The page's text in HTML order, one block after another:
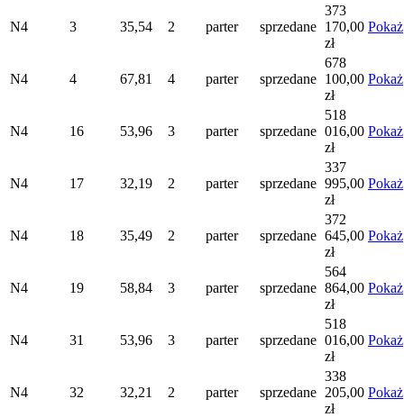
N4 3 35,54 2 parter sprzedane
373
170,00
zł
Pokaż
N4 4 67,81 4 parter sprzedane
678
100,00
zł
Pokaż
N4 16 53,96 3 parter sprzedane
518
016,00
zł
Pokaż
N4 17 32,19 2 parter sprzedane
337
995,00
zł
Pokaż
N4 18 35,49 2 parter sprzedane
372
645,00
zł
Pokaż
N4 19 58,84 3 parter sprzedane
564
864,00
zł
Pokaż
N4 31 53,96 3 parter sprzedane
518
016,00
zł
Pokaż
N4 32 32,21 2 parter sprzedane
338
205,00
zł
Pokaż